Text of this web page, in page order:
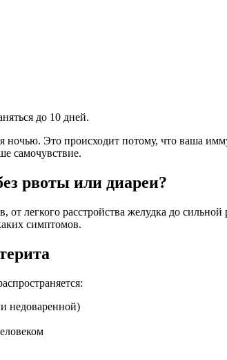
до 10 дней.
Это происходит потому, что ваша
самочувствие.
рвоты или диареи?
легкого расстройства желудка до
симптомов.
недоваренной)